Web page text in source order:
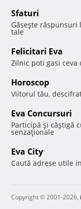
Sfaturi
Găseşte
tale
Felicitari Eva
Zilnic poti gasi ceva
Horoscop
Viitorul tău,
Eva Concursuri
Participă şi câştigă
senzaţionale
Eva City
Caută adrese utile
Copyright © 2001-2026,